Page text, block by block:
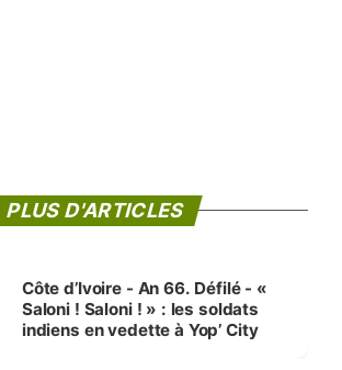
PLUS D'ARTICLES
Côte d’Ivoire - An 66. Défilé - «
Saloni ! Saloni ! » : les soldats
indiens en vedette à Yop’ City